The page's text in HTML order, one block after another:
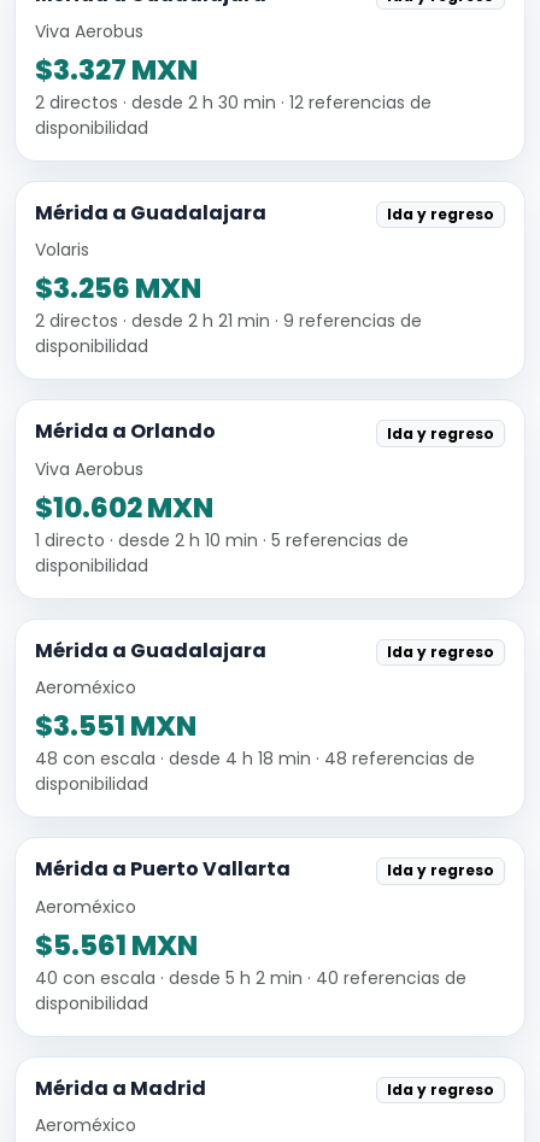
Viva Aerobus
$3.327 MXN
2 directos · desde 2 h 30 min · 12 referencias de
disponibilidad
Mérida a Guadalajara Ida y regreso
Volaris
$3.256 MXN
2 directos · desde 2 h 21 min · 9 referencias de
disponibilidad
Mérida a Orlando Ida y regreso
Viva Aerobus
$10.602 MXN
1 directo · desde 2 h 10 min · 5 referencias de
disponibilidad
Mérida a Guadalajara Ida y regreso
Aeroméxico
$3.551 MXN
48 con escala · desde 4 h 18 min · 48 referencias de
disponibilidad
Mérida a Puerto Vallarta Ida y regreso
Aeroméxico
$5.561 MXN
40 con escala · desde 5 h 2 min · 40 referencias de
disponibilidad
Mérida a Madrid Ida y regreso
Aeroméxico